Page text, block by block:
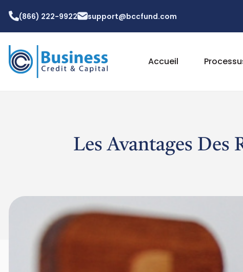
(866) 222-9922 support@bccfund.com
Accueil
Les Avantages Des